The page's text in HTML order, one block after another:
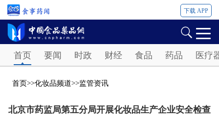
下载 APP
首页 要闻 时政 财经 食品 药品 医疗
首页>>化妆品频道>>监管资讯
北京市药监局第五分局开展化妆品生产企业安全检查